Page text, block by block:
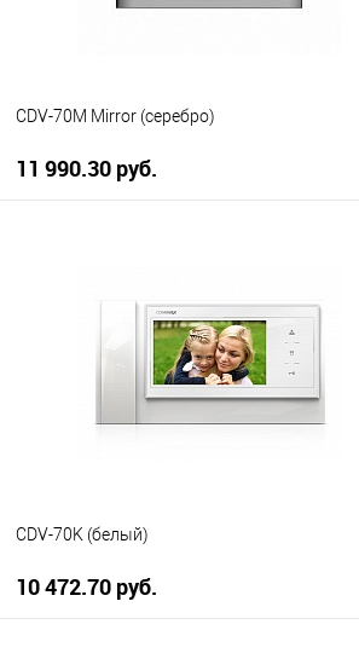
CDV-70M Mirror (серебро)
11 990.30 руб.
Купить в 1 клик
К сравнению
В наличии
CDV-70K (белый)
10 472.70 руб.